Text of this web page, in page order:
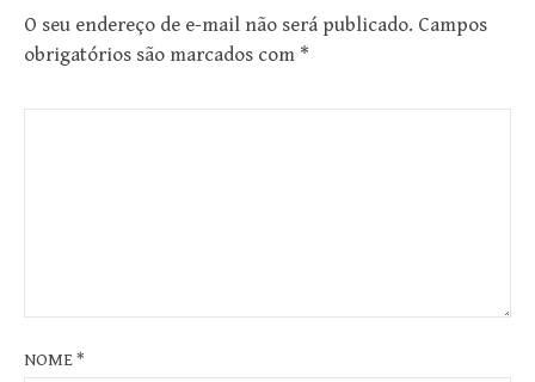
O seu endereço de e-mail não será publicado. Campos
obrigatórios são marcados com *
NOME*